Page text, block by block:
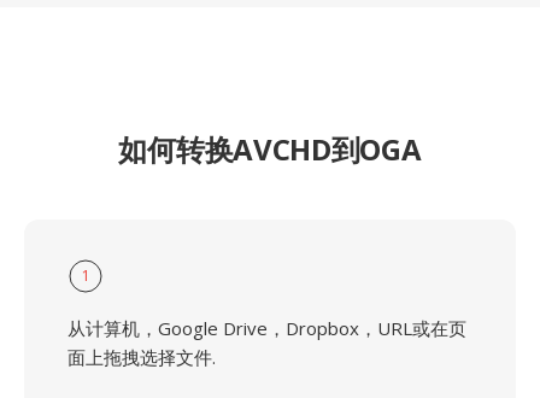
如何转换AVCHD到OGA
1
从计算机，Google Drive，Dropbox，URL或在页
面上拖拽选择文件.